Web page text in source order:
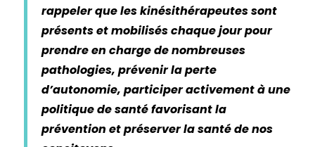
rappeler que les kinésithérapeutes sont
présents et mobilisés chaque jour pour
prendre en charge de nombreuses
pathologies, prévenir la perte
d’autonomie, participer activement à une
politique de santé favorisant la
prévention et préserver la santé de nos